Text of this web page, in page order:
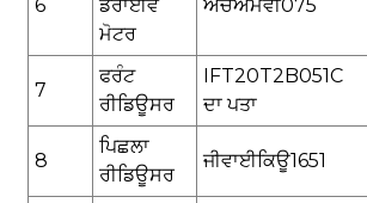
6
ਡਰਾਈਵ
ਮੋਟਰ
ਐਚਐਮਵੀ075
7
ਫਰੰਟ
ਰੀਡਿਊਸਰ
IFT20T2B051C
ਦਾ ਪਤਾ
8
ਪਿਛਲਾ
ਰੀਡਿਊਸਰ
ਜੀਵਾਈਕਿਊ1651